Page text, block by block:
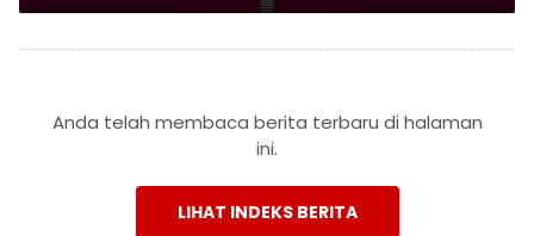
Anda telah membaca berita terbaru di halaman
ini.
LIHAT INDEKS BERITA